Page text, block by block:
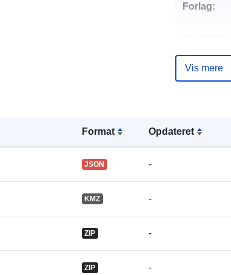
Format Opdateret
JSON -
KMZ -
ZIP -
ZIP -
Forlag:
Vis mere